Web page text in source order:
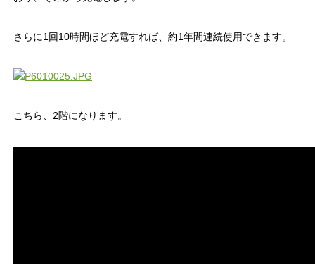
さらに1回10時間ほど充電すれば、約1年間連続使用できます。
こちら、2階になります。